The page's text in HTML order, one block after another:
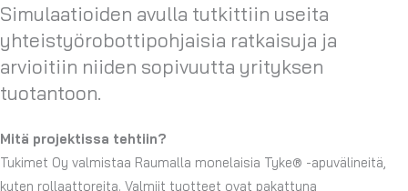
Simulaatioiden avulla tutkittiin useita
yhteistyörobottipohjaisia ratkaisuja ja
arvioitiin niiden sopivuutta yrityksen
tuotantoon.
Mitä projektissa tehtiin?
Tukimet Oy valmistaa Raumalla monelaisia Tyke® -apuvälineitä,
kuten rollaattoreita. Valmiit tuotteet ovat pakattuna